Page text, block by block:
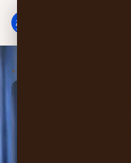
Sustainability